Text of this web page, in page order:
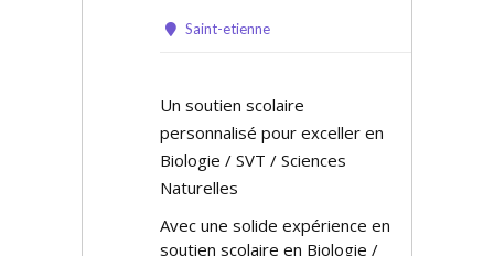
Saint-etienne
Un soutien scolaire
personnalisé pour exceller en
Biologie / SVT / Sciences
Naturelles
Avec une solide expérience en
soutien scolaire en Biologie /